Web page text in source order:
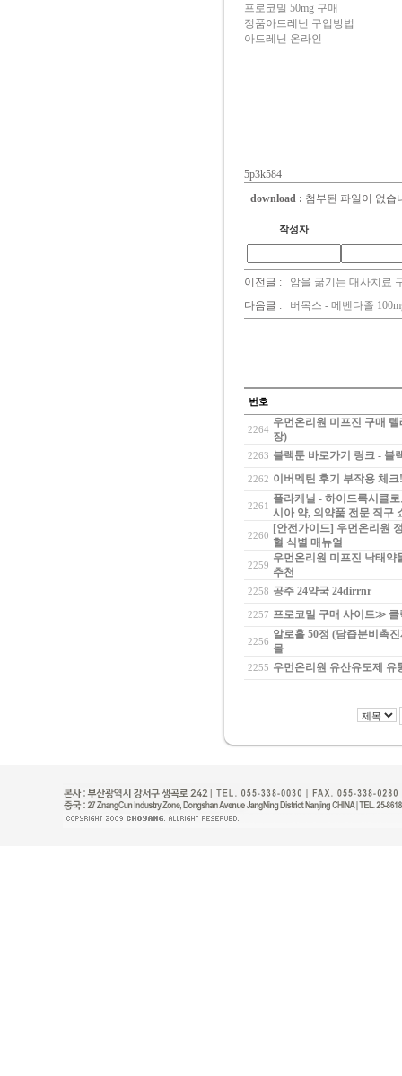
프로코밀 50mg 구매
정품아드레닌 구입방법
아드레닌 온라인
5p3k584
download : 첨부된 파일이 없습
작성자
이전글 : 암을 굶기는 대사치료
다음글 : 버목스 - 메벤다졸
번호
2264
우먼온리원 미프진 구매
장)
2263 블랙툰 바로가기 링크 - 블
2262 이버멕틴 후기 부작용 체
2261
플라케닐 - 하이드록시클
시아 약, 의약품 전문 직구
2260
[안전가이드] 우먼온리원
혈 식별 매뉴얼
2259
우먼온리원 미프진 낙태약
추천
2258 공주 24약국 24dirrnr
2257 프로코밀 구매 사이트≫ 클
2256
알로홀 50정 (담즙분비촉
몰
2255 우먼온리원 유산유도제 유